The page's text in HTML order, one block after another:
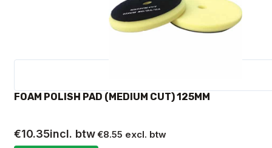
FOAM POLISH PAD (MEDIUM CUT) 125MM
€10.35incl. btw€8.55 excl. btw